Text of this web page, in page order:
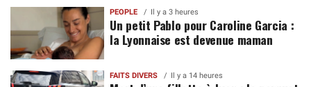
PEOPLE Il y a 3 heures
Un petit Pablo pour Caroline Garcia :
la Lyonnaise est devenue maman
FAITS DIVERS Il y a 14 heures